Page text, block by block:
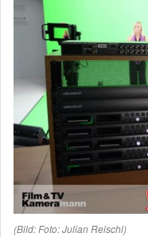
(Bild: Foto: Julian Reischl)